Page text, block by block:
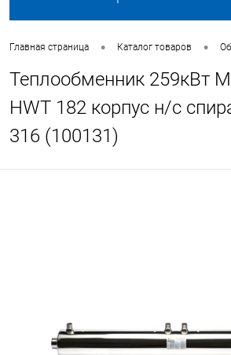
Главная страница • Каталог товаров •
Теплообменник 259кВт
HWT 182 корпус н/с
316 (100131)